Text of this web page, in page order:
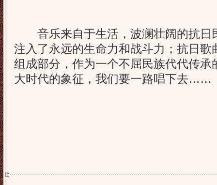
音乐来自于生活，波澜壮阔的抗日
注入了永远的生命力和战斗力；抗日歌
组成部分，作为一个不屈民族代代传承
大时代的象征，我们要一路唱下去……